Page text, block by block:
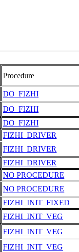
Procedure
DO_FIZHI
DO_FIZHI
DO_FIZHI
FIZHI_DRIVER
FIZHI_DRIVER
FIZHI_DRIVER
NO PROCEDURE
NO PROCEDURE
FIZHI_INIT_FIXED
FIZHI_INIT_VEG
FIZHI_INIT_VEG
FIZHI_INIT_VEG